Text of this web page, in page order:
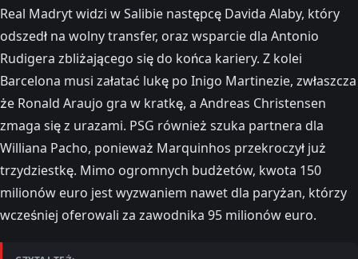
Real Madryt widzi w Salibie następcę Davida Alaby, który
odszedł na wolny transfer, oraz wsparcie dla Antonio
Rudigera zbliżającego się do końca kariery. Z kolei
Barcelona musi załatać lukę po Inigo Martinezie, zwłaszcza
że Ronald Araujo gra w kratkę, a Andreas Christensen
zmaga się z urazami. PSG również szuka partnera dla
Williana Pacho, ponieważ Marquinhos przekroczył już
trzydziestkę. Mimo ogromnych budżetów, kwota 150
milionów euro jest wyzwaniem nawet dla paryżan, którzy
wcześniej oferowali za zawodnika 95 milionów euro.